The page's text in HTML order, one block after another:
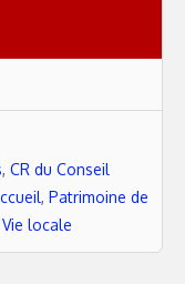
, CR du Conseil
, Patrimoine de
Vie locale